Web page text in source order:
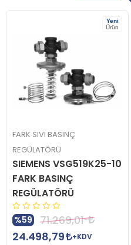
Yeni
Ürün
FARK SIVI BASINÇ
REGÜLATÖRÜ
SIEMENS VSG519K25-10
FARK BASINÇ
REGÜLATÖRÜ
%59
71.269,01
24.498,79
+KDV